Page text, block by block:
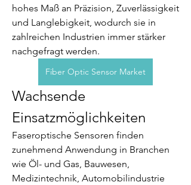
hohes Maß an Präzision, Zuverlässigkeit
und Langlebigkeit, wodurch sie in
zahlreichen Industrien immer stärker
nachgefragt werden.
Fiber Optic Sensor Market
Wachsende
Einsatzmöglichkeiten
Faseroptische Sensoren finden
zunehmend Anwendung in Branchen
wie Öl- und Gas, Bauwesen,
Medizintechnik, Automobilindustrie